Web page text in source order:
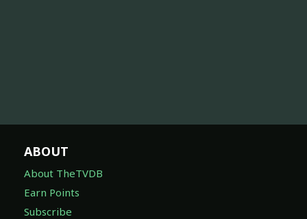
ABOUT
About TheTVDB
Earn Points
Subscribe